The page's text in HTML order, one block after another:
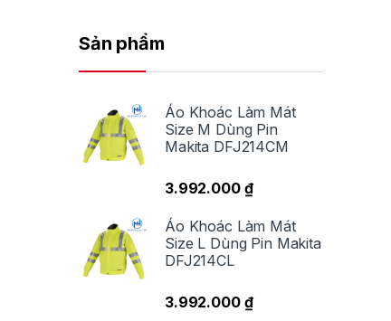
Sản phẩm
Áo Khoác Làm Mát
Size M Dùng Pin
Makita DFJ214CM
3.992.000 ₫
Áo Khoác Làm Mát
Size L Dùng Pin Makita
DFJ214CL
3.992.000 ₫